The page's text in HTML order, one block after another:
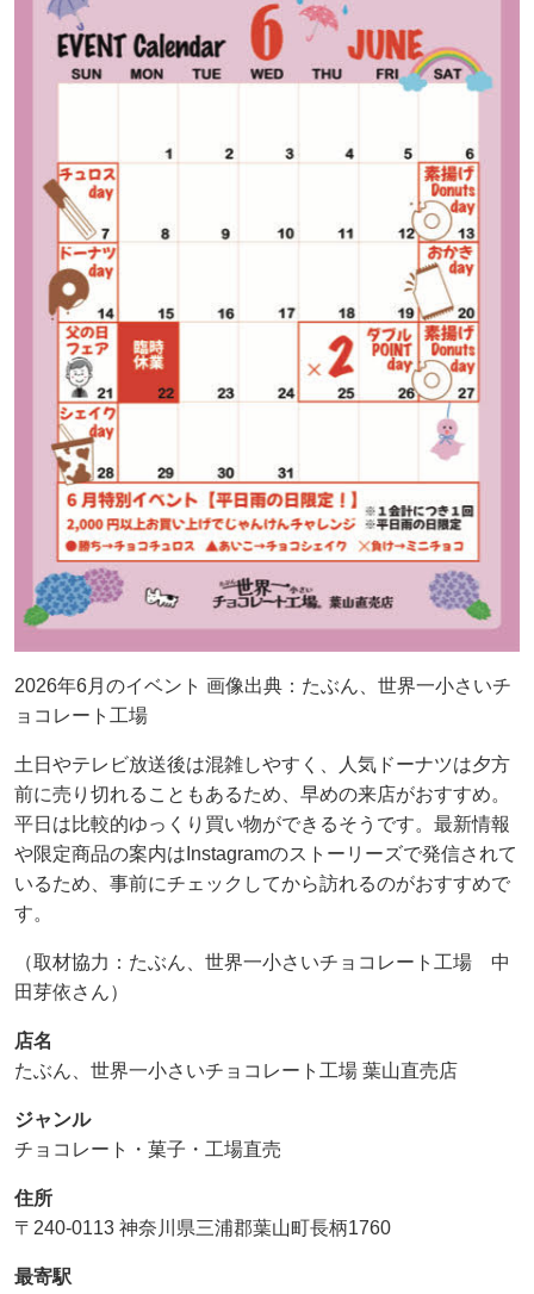
2026年6月のイベント 画像出典：たぶん、世界一小さいチ
ョコレート工場
土日やテレビ放送後は混雑しやすく、人気ドーナツは夕方
前に売り切れることもあるため、早めの来店がおすすめ。
平日は比較的ゆっくり買い物ができるそうです。最新情報
や限定商品の案内はInstagramのストーリーズで発信されて
いるため、事前にチェックしてから訪れるのがおすすめで
す。
（取材協力：たぶん、世界一小さいチョコレート工場 中
田芽依さん）
店名
たぶん、世界一小さいチョコレート工場 葉山直売店
ジャンル
チョコレート・菓子・工場直売
住所
〒240-0113 神奈川県三浦郡葉山町長柄1760
最寄駅